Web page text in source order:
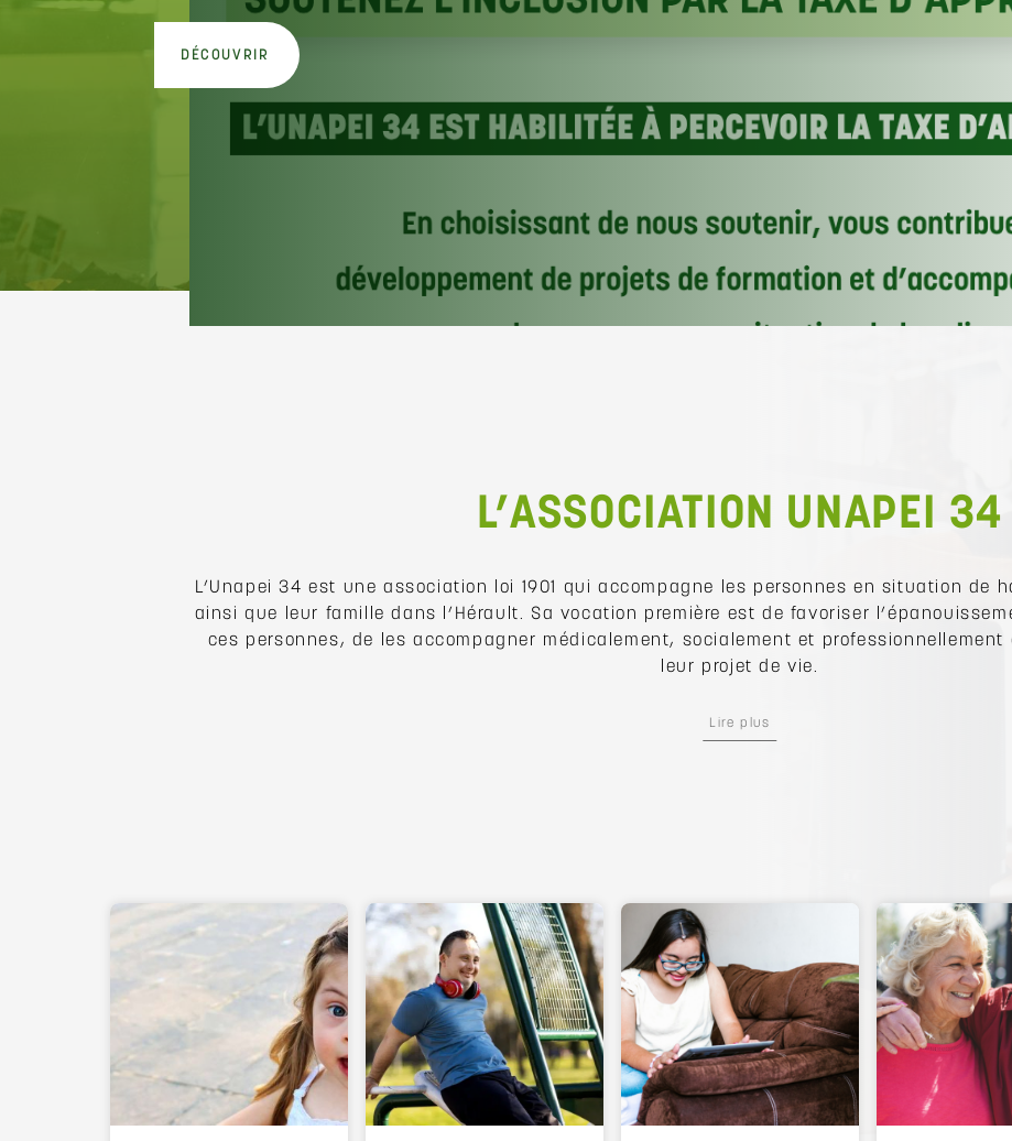
DÉCOUVRIR
L’ASSOCIATION UNAPEI 34
L’Unapei 34 est une association loi 1901 qui accompagne les personnes en situation de
ainsi que leur famille dans l’Hérault. Sa vocation première est de favoriser
ces personnes, de les accompagner médicalement, socialement et
leur projet de vie.
Lire plus